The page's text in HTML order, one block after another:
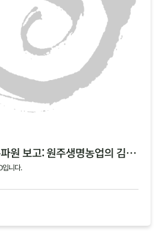
[두레생협 농산팀 특파원 보고: 원주생명농업의 김장 통배추]
입니다.
, 원주생명농업(강원도 정선)을 직접 다녀온 특파원
전해드립니다!